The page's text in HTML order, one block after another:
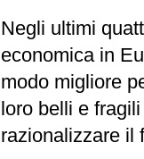
Negli ultimi
economica in
modo migliore
loro belli e
razionalizzare il